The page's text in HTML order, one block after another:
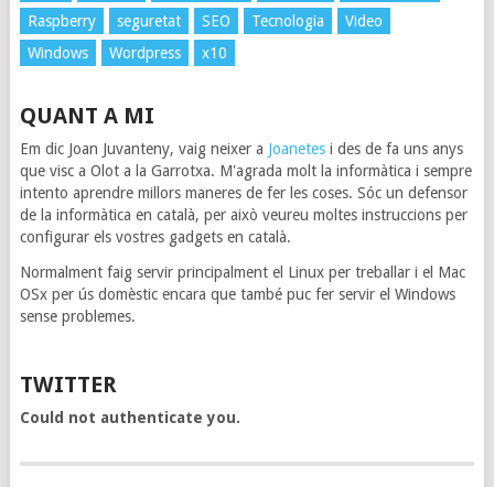
Raspberry
seguretat SEO Tecnologia
Video
Windows
Wordpress x10
QUANT A MI
Em dic Joan Juvanteny, vaig neixer a Joanetesi des de fa uns anys
que visc a Olot a la Garrotxa. M'agrada molt la informàtica i sempre
intento aprendre millors maneres de fer les coses. Sóc un defensor
de la informàtica en català, per això veureu moltes instruccions per
configurar els vostres gadgets en català.
Normalment faig servir principalment el Linux per treballar i el Mac
OSx per ús domèstic encara que també puc fer servir el Windows
sense problemes.
TWITTER
Could not authenticate you.